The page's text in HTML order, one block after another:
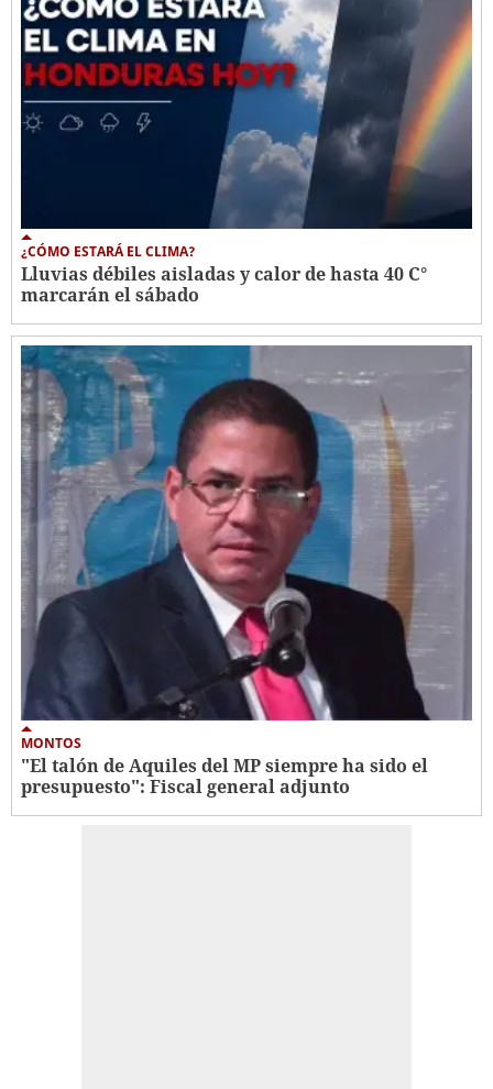
¿CÓMO ESTARÁ EL CLIMA?
Lluvias débiles aisladas y calor de hasta 40 C°
marcarán el sábado
MONTOS
"El talón de Aquiles del MP siempre ha sido el
presupuesto": Fiscal general adjunto